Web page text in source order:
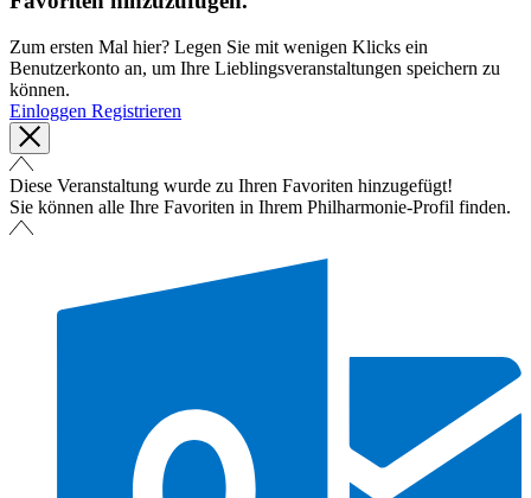
Zum ersten Mal hier? Legen Sie mit wenigen Klicks ein
Benutzerkonto an, um Ihre Lieblingsveranstaltungen speichern zu
können.
Einloggen Registrieren
Diese Veranstaltung wurde zu Ihren Favoriten hinzugefügt!
Sie können alle Ihre Favoriten in Ihrem Philharmonie-Profil finden.